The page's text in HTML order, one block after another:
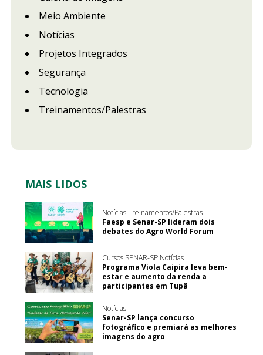
Meio Ambiente
Notícias
Projetos Integrados
Segurança
Tecnologia
Treinamentos/Palestras
MAIS LIDOS
Notícias Treinamentos/Palestras
Faesp e Senar-SP lideram dois
debates do Agro World Forum
Cursos SENAR-SP Notícias
Programa Viola Caipira leva bem-
estar e aumento da renda a
participantes em Tupã
Notícias
Senar-SP lança concurso
fotográfico e premiará as melhores
imagens do agro